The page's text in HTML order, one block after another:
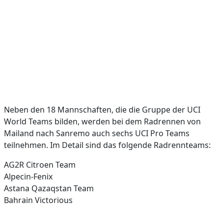
Neben den 18 Mannschaften, die die Gruppe der UCI
World Teams bilden, werden bei dem Radrennen von
Mailand nach Sanremo auch sechs UCI Pro Teams
teilnehmen. Im Detail sind das folgende Radrennteams:
AG2R Citroen Team
Alpecin-Fenix
Astana Qazaqstan Team
Bahrain Victorious